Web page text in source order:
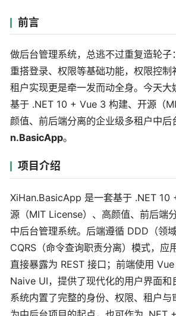
前言
做后台管理系统，总逃不过重复造轮子
重搭登录、权限等基础功能，权限控制
租户实现更是牵一发而动全身。今天大
基于 .NET 10 + Vue 3 构建、开源（
颜值、前后端分离的企业级多租户中后
n.BasicApp。
项目介绍
XiHan.BasicApp 是一套基于 .NET 10
源（MIT License）、高颜值、前后端
中后台管理系统。后端遵循 DDD（领
CQRS（命令查询职责分离）模式，应
直接暴露为 REST 接口；前端使用
Naive UI，提供了现代化的用户界面和
系统内置了完整的身份、权限、租户与